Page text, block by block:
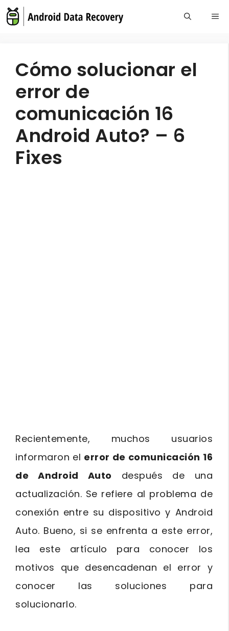
Skip
to
Cómo solucionar el
error de
comunicación 16
Android Auto? – 6
Fixes
Recientemente, muchos usuarios
informaron el error de comunicación 16
de Android Auto después de una
actualización. Se refiere al problema de
conexión entre su dispositivo y Android
Auto. Bueno, si se enfrenta a este error,
lea este artículo para conocer los
motivos que desencadenan el error y
conocer las soluciones para
solucionarlo.